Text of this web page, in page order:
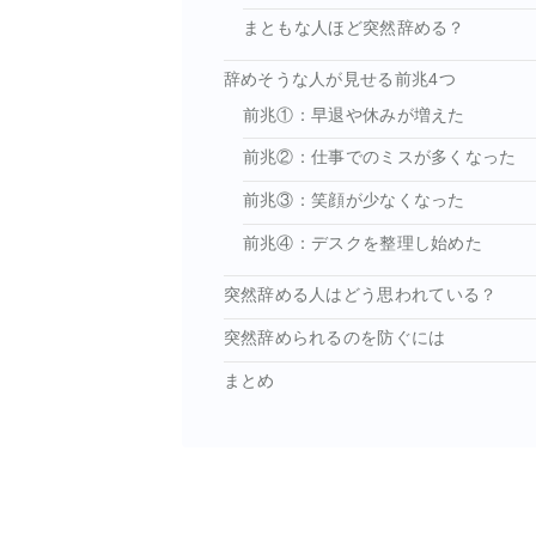
まともな人ほど突然辞める？
辞めそうな人が見せる前兆4つ
前兆①：早退や休みが増えた
前兆②：仕事でのミスが多くなった
前兆③：笑顔が少なくなった
前兆④：デスクを整理し始めた
突然辞める人はどう思われている？
突然辞められるのを防ぐには
まとめ